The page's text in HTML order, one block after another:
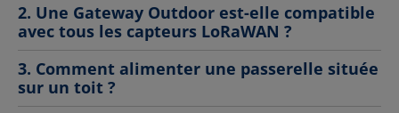
2. Une Gateway Outdoor est-elle compatible
avec tous les capteurs LoRaWAN ?
3. Comment alimenter une passerelle située
sur un toit ?